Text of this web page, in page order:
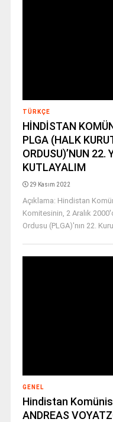
TÜRKÇE
HİNDİSTAN
PLGA (HALK
ORDUSU)’NUN 22.
KUTLAYALIM
29 Kasım 2022
Açıklama: Hindistan
Komitesinin, 2 Aralık
Ordusu (PLGA)'nın 22.
GENEL
Hindistan
ANDREAS